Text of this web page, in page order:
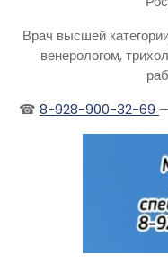
Врач высшей
венерологом,
☎ 8-928-900-32-69